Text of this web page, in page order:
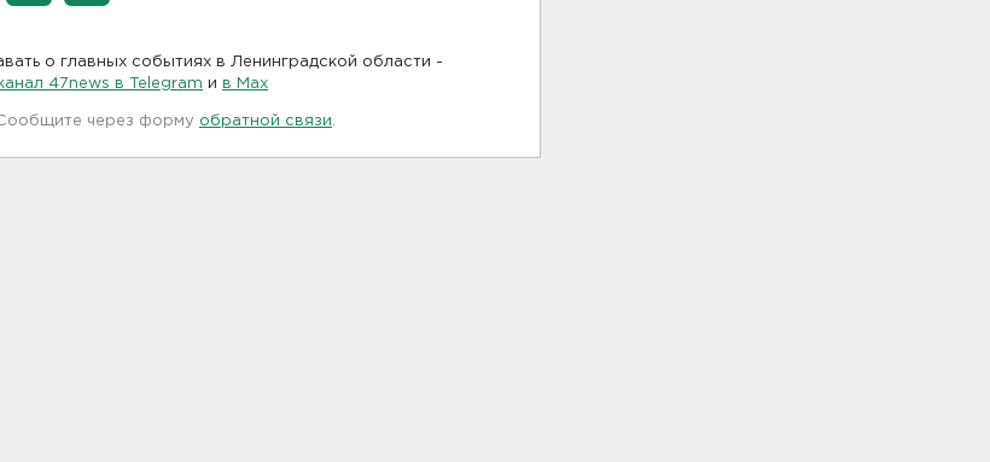
о главных событиях в Ленинградской области -
47news в Telegram и в Maх
через форму обратной связи